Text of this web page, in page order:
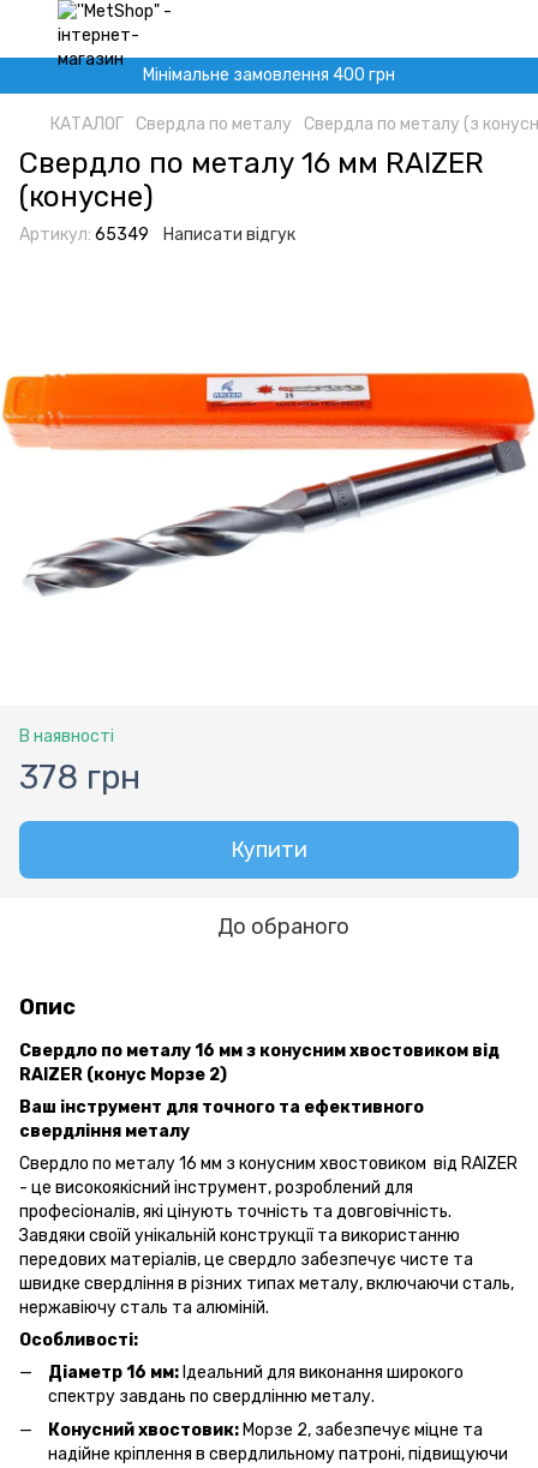
Мінімальне замовлення 400 грн
КАТАЛОГ Свердла по металу Свердла по металу (з
Свердло по металу 16 мм RAIZER
(конусне)
Артикул: 65349 Написати відгук
В наявності
378 грн
Купити
До обраного
Опис
Свердло по металу 16 мм з конусним хвостовиком від
RAIZER (конус Морзе 2)
Ваш інструмент для точного та ефективного
свердління металу
Свердло по металу 16 мм з конусним хвостовиком від RAIZER
- це високоякісний інструмент, розроблений для
професіоналів, які цінують точність та довговічність.
Завдяки своїй унікальній конструкції та використанню
передових матеріалів, це свердло забезпечує чисте та
швидке свердління в різних типах металу, включаючи сталь,
нержавіючу сталь та алюміній.
Особливості:
Діаметр 16 мм: Ідеальний для виконання широкого
спектру завдань по свердлінню металу.
Конусний хвостовик: Морзе 2, забезпечує міцне та
надійне кріплення в свердлильному патроні, підвищуючи